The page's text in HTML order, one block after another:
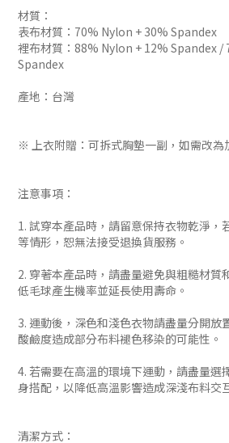
材質：
表布材質：70% Nylon + 30% Spandex
裡布材質：88% Nylon + 12% Spandex /
Spandex
產地：台灣
※ 上衣附贈：可拆式胸墊一副，如需改為
注意事項：
1. 試穿本產品時，請留意保持衣物乾淨，
等情形，恕無法接受退換貨服務。
2. 穿著本產品時，請盡量避免與粗糙材質
低毛球產生機率並延長使用壽命。
3. 運動後，深色和淺色衣物請盡量分開放
酸鹼度造成部分布料褪色移染的可能性。
4. 若需要在高溫的環境下運動，請盡量選
身搭配，以降低高溫影響造成深淺布料交
清潔方式：